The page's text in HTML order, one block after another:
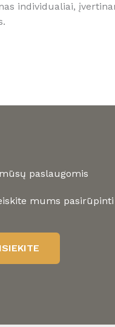
individualiai,
paslaugomis
mums